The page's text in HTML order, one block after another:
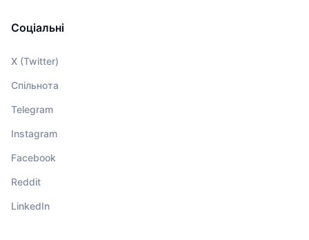
Соціальні
X (Twitter)
Спільнота
Telegram
Instagram
Facebook
Reddit
LinkedIn